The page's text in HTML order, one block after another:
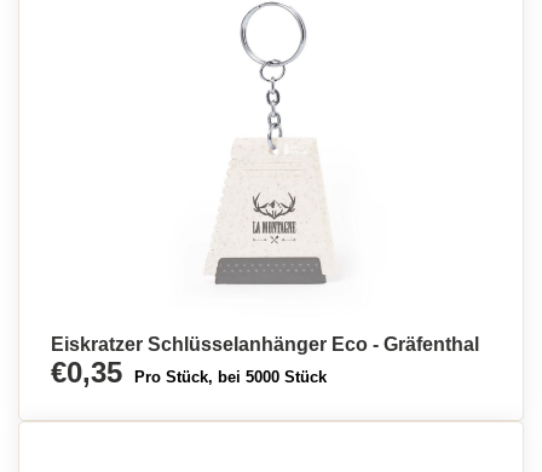
Eiskratzer Schlüsselanhänger Eco - Gräfenthal
€0,35 Pro Stück, bei 5000 Stück